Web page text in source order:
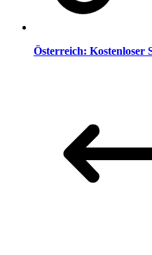
Österreich: Kostenloser